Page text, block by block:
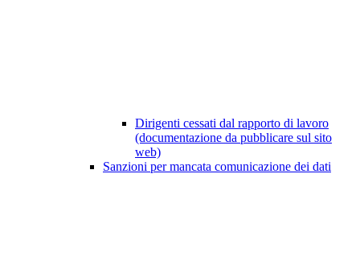
Dirigenti cessati dal rapporto di lavoro
(documentazione da pubblicare sul sito
web)
Sanzioni per mancata comunicazione dei dati